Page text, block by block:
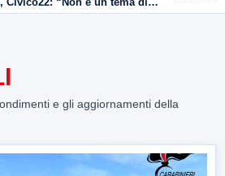
riguarda tutta Benevento”
e gli aggiornamenti della